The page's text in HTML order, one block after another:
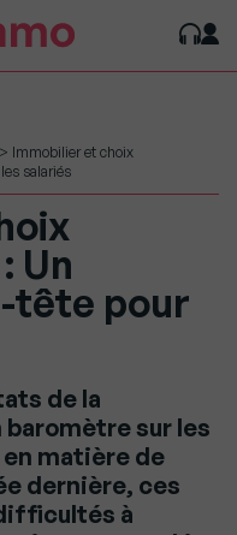
> Immobilier et choix
salariés
Un
tête pour
de la
sur les
matière de
dernière, ces
à